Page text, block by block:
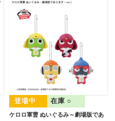
ケロロ軍曹 ぬいぐるみ～劇場版であ
在庫 ○